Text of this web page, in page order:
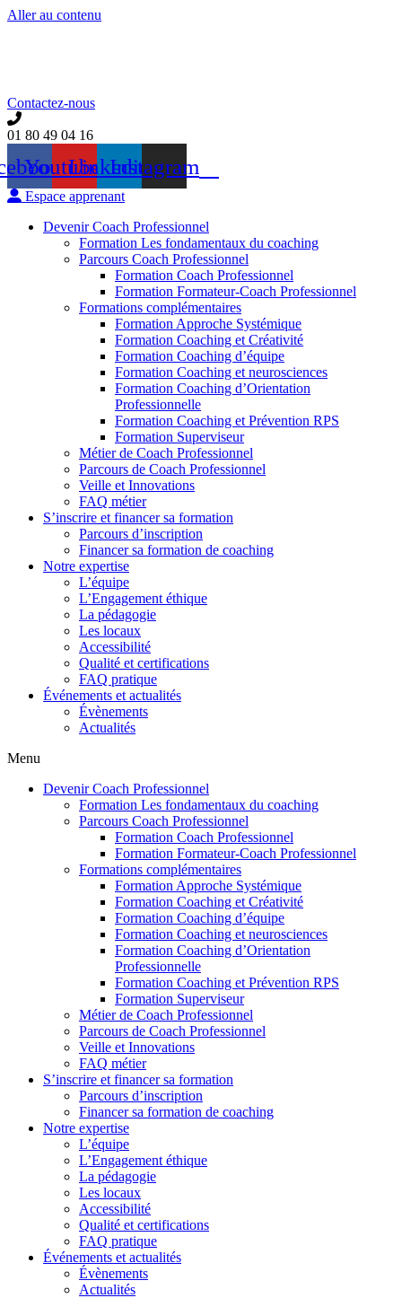
Aller au contenu
Contactez-nous
01 80 49 04 16
YoutubeLinkedinInstagram
Espace apprenant
Devenir Coach Professionnel
Formation Les fondamentaux du coaching
Parcours Coach Professionnel
Formation Coach Professionnel
Formation Formateur-Coach Professionnel
Formations complémentaires
Formation Approche Systémique
Formation Coaching et Créativité
Formation Coaching d’équipe
Formation Coaching et neurosciences
Formation Coaching d’Orientation
Professionnelle
Formation Coaching et Prévention RPS
Formation Superviseur
Métier de Coach Professionnel
Parcours de Coach Professionnel
Veille et Innovations
FAQ métier
S’inscrire et financer sa formation
Parcours d’inscription
Financer sa formation de coaching
Notre expertise
L’équipe
L’Engagement éthique
La pédagogie
Les locaux
Accessibilité
Qualité et certifications
FAQ pratique
Événements et actualités
Évènements
Actualités
Menu
Devenir Coach Professionnel
Formation Les fondamentaux du coaching
Parcours Coach Professionnel
Formation Coach Professionnel
Formation Formateur-Coach Professionnel
Formations complémentaires
Formation Approche Systémique
Formation Coaching et Créativité
Formation Coaching d’équipe
Formation Coaching et neurosciences
Formation Coaching d’Orientation
Professionnelle
Formation Coaching et Prévention RPS
Formation Superviseur
Métier de Coach Professionnel
Parcours de Coach Professionnel
Veille et Innovations
FAQ métier
S’inscrire et financer sa formation
Parcours d’inscription
Financer sa formation de coaching
Notre expertise
L’équipe
L’Engagement éthique
La pédagogie
Les locaux
Accessibilité
Qualité et certifications
FAQ pratique
Événements et actualités
Évènements
Actualités